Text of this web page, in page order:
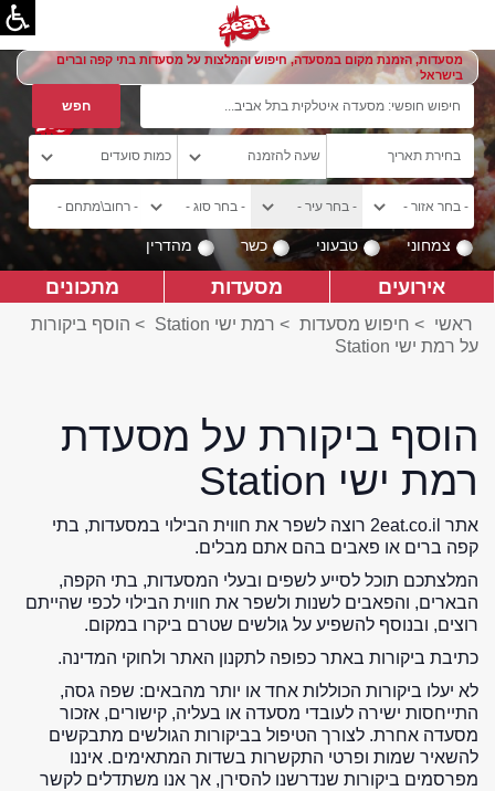
מסעדות, הזמנת מקום במסעדה, חיפוש והמלצות על מסעדות בתי קפה וברים
בישראל
צמחוני טבעוני כשר מהדרין
אירועים מסעדות מתכונים
ראשי > חיפוש מסעדות > רמת ישי Station > הוסף ביקורות
על רמת ישי Station
הוסף ביקורת על מסעדת
רמת ישי Station
אתר 2eat.co.il רוצה לשפר את חווית הבילוי במסעדות, בתי
קפה ברים או פאבים בהם אתם מבלים.
המלצתכם תוכל לסייע לשפים ובעלי המסעדות, בתי הקפה,
הבארים, והפאבים לשנות ולשפר את חווית הבילוי לכפי שהייתם
רוצים, ובנוסף להשפיע על גולשים שטרם ביקרו במקום.
כתיבת ביקורות באתר כפופה לתקנון האתר ולחוקי המדינה.
לא יעלו ביקורות הכוללות אחד או יותר מהבאים: שפה גסה,
התייחסות ישירה לעובדי מסעדה או בעליה, קישורים, אזכור
מסעדה אחרת. לצורך הטיפול בביקורות הגולשים מתבקשים
להשאיר שמות ופרטי התקשרות בשדות המתאימים. איננו
מפרסמים ביקורות שנדרשנו להסירן, אך אנו משתדלים לקשר